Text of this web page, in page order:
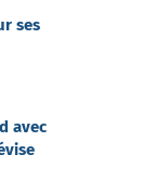
ses
avec